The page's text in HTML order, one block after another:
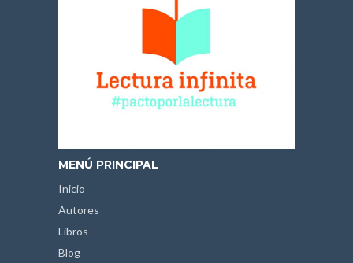
MENÚ PRINCIPAL
Inicio
Autores
Libros
Blog